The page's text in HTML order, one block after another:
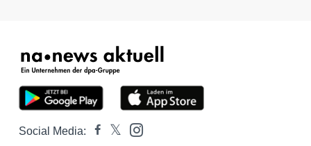
Social Media: